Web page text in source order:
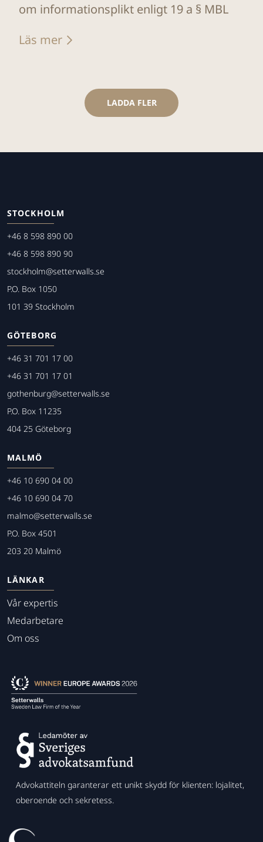
om informationsplikt enligt 19 a § MBL
Läs mer
LADDA FLER
STOCKHOLM
+46 8 598 890 00
+46 8 598 890 90
stockholm@setterwalls.se
P.O. Box 1050
101 39 Stockholm
GÖTEBORG
+46 31 701 17 00
+46 31 701 17 01
gothenburg@setterwalls.se
P.O. Box 11235
404 25 Göteborg
MALMÖ
+46 10 690 04 00
+46 10 690 04 70
malmo@setterwalls.se
P.O. Box 4501
203 20 Malmö
LÄNKAR
Vår expertis
Medarbetare
Om oss
Advokattiteln garanterar ett unikt skydd för klienten: lojalitet,
oberoende och sekretess.